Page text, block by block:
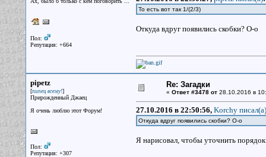
Пол:
Репутация: +664
То есть вот так 1/(2/3)
Откуда вдруг появились скобки? О-о
pipetz
[пипец всему!]
Прирожденный Джаец
Я очень люблю этот Форум!
Пол:
Репутация: +307
Re: Загадки
« Ответ #3478 от28.10.2016 в
27.10.2016 в 22:50:56, Korchy писал(a)
Откуда вдруг появились скобки? О-о
Я нарисовал, чтобы уточнить